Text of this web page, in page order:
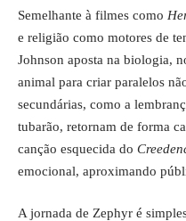
Semelhante à filmes como
e religião como motores de
Johnson aposta na biologia,
animal para criar paralelos
secundárias, como a
tubarão, retornam de forma
canção esquecida do
emocional, aproximando
A jornada de Zephyr é